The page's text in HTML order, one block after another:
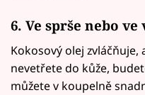
6. Ve sprše nebo ve
Kokosový olej
nevetřete do kůže,
můžete v koupelně